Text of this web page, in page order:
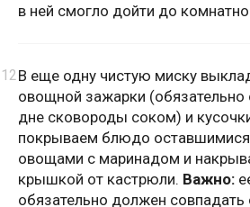
в ней смогло дойти до
В еще одну чистую миску
овощной зажарки (обязательно
дне сковороды соком) и
покрываем блюдо
овощами с маринадом и
крышкой от кастрюли. Важно:
обязательно должен совпадать